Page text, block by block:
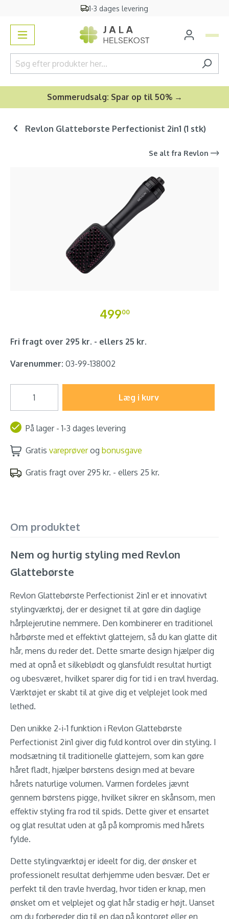
1-3 dages levering
Sommerudsalg: Spar op til 50% →
Revlon Glattebørste Perfectionist 2in1 (1 stk)
Se alt fra Revlon
49900
Fri fragt over 295 kr. - ellers 25 kr.
Varenummer: 03-99-138002
Læg i kurv
På lager - 1-3 dages levering
Gratis vareprøverog bonusgave
Gratis fragt over 295 kr. - ellers 25 kr.
Om produktet
Nem og hurtig styling med Revlon
Glattebørste
Revlon Glattebørste Perfectionist 2in1 er et innovativt
stylingværktøj, der er designet til at gøre din daglige
hårplejerutine nemmere. Den kombinerer en traditionel
hårbørste med et effektivt glattejern, så du kan glatte dit
hår, mens du reder det. Dette smarte design hjælper dig
med at opnå et silkeblødt og glansfuldt resultat hurtigt
og ubesværet, hvilket sparer dig for tid i en travl hverdag.
Værktøjet er skabt til at give dig et velplejet look med
lethed.
Den unikke 2-i-1 funktion i Revlon Glattebørste
Perfectionist 2in1 giver dig fuld kontrol over din styling. I
modsætning til traditionelle glattejern, som kan gøre
håret fladt, hjælper børstens design med at bevare
hårets naturlige volumen. Varmen fordeles jævnt
gennem børstens pigge, hvilket sikrer en skånsom, men
effektiv styling fra rod til spids. Dette giver et ensartet
og glat resultat uden at gå på kompromis med hårets
fylde.
Dette stylingværktøj er ideelt for dig, der ønsker et
professionelt resultat derhjemme uden besvær. Det er
perfekt til den travle hverdag, hvor tiden er knap, men
ønsket om et velplejet og glat hår stadig er højt. Uanset
om du forbereder dig til en dag på kontoret eller en